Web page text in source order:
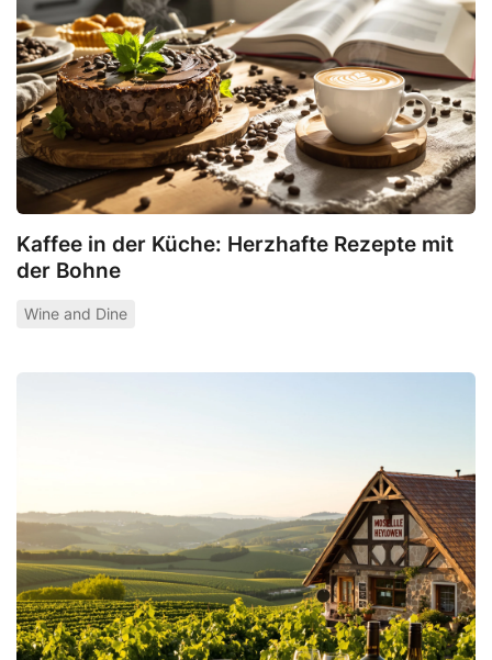
Kaffee in der Küche: Herzhafte Rezepte mit
der Bohne
Wine and Dine